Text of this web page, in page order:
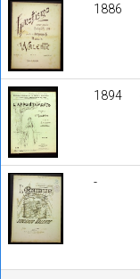
1886
1894
-